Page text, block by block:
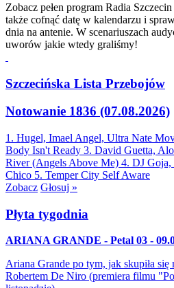
Zobacz pełen program Radia
także cofnąć datę w kalendarzu i
dnia na antenie. W scenariuszach
uworów jakie wtedy graliśmy!
Szczecińska Lista Przebojów
Notowanie 1836 (07.08.2026)
1. Hugel, Imael Angel, Ultra Nate
Body Isn't Ready 3. David Guetta,
River (Angels Above Me) 4. DJ Goja,
Chico 5. Temper City Self Aware
Zobacz Głosuj »
Płyta tygodnia
ARIANA GRANDE - Petal 03 -
Ariana Grande po tym, jak skupiła się
Robertem De Niro (premiera filmu